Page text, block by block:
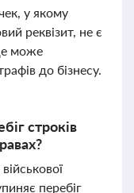
у якому
реквізит, не є
може
до бізнесу.
строків
перебіг